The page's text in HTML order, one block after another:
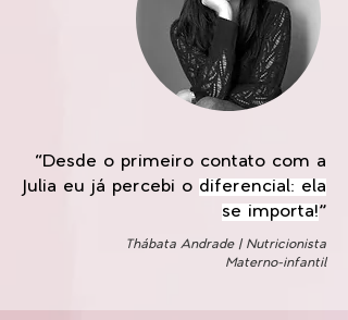
“Desde o primeiro contato com a
Julia eu já percebi o diferencial: ela
se importa!”
Thábata Andrade | Nutricionista
Materno-infantil